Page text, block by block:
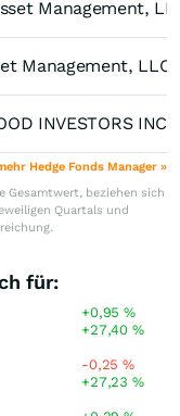
Management,
Management, LLC
Hedge Fonds Manager »
Gesamtwert, beziehen sich
Quartals und
für:
+0,95%
+27,40%
-0,25%
+27,23%